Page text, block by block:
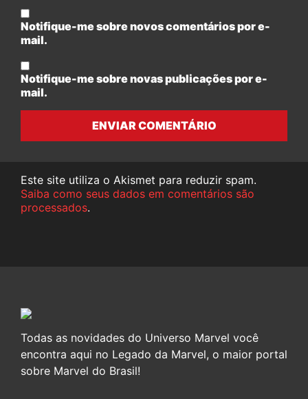
Notifique-me sobre novos comentários por e-
mail.
Notifique-me sobre novas publicações por e-
mail.
ENVIAR COMENTÁRIO
Este site utiliza o Akismet para reduzir spam.
Saiba como seus dados em comentários são
processados.
Todas as novidades do Universo Marvel você
encontra aqui no Legado da Marvel, o maior portal
sobre Marvel do Brasil!